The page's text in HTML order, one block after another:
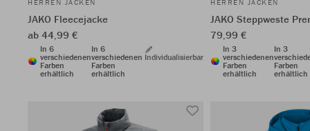
HERREN JACKEN
JAKO Fleecejacke
ab 44,99 €
In 6
verschiedenen
Farben
erhältlich
In 6
verschiedenen
Farben
erhältlich
Individualisierbar
HERREN JACKEN
JAKO Steppweste
79,99 €
In 3
verschiedenen
Farben
erhältlich
In 3
Farben
erhältlich